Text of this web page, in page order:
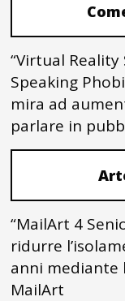
“Virtual
Speaking
mira ad
parlare in
“MailArt 4
ridurre
anni mediante
MailArt